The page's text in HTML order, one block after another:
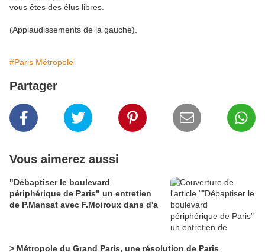
vous êtes des élus libres.
(Applaudissements de la gauche).
#Paris Métropole
Partager
Vous aimerez aussi
"Débaptiser le boulevard
périphérique de Paris" un entretien
de P.Mansat avec F.Moiroux dans d'a
> Métropole du Grand Paris, une résolution de Paris